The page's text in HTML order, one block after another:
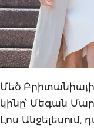
Մեծ
կինը՝ Մեգան
Լոս